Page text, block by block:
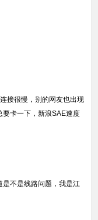
接很慢，别的网友也出现
卡一下，新浪SAE速度
不是线路问题，我是江